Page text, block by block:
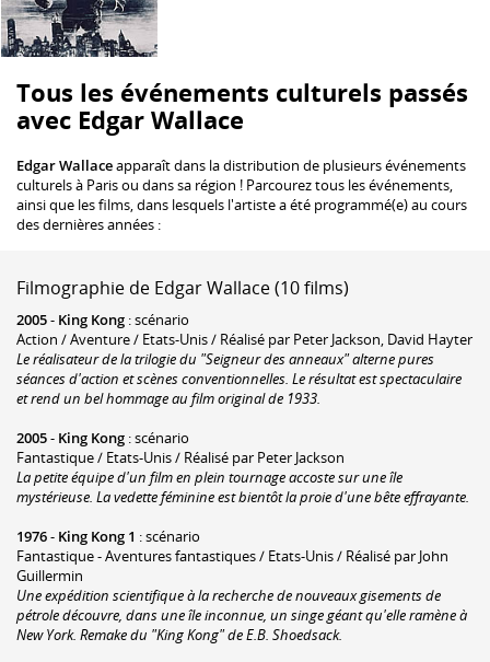
Tous les événements culturels passés
avec Edgar Wallace
Edgar Wallaceapparaît dans la distribution de plusieurs événements
culturels à Paris ou dans sa région ! Parcourez tous les événements,
ainsi que les films, dans lesquels l'artiste a été programmé(e) au cours
des dernières années :
Filmographie de Edgar Wallace (10 films)
2005- King Kong : scénario
Action / Aventure / Etats-Unis / Réalisé par Peter Jackson, David Hayter
Le réalisateur de la trilogie du "Seigneur des anneaux" alterne pures
séances d'action et scènes conventionnelles. Le résultat est spectaculaire
et rend un bel hommage au film original de 1933.
2005- King Kong : scénario
Fantastique / Etats-Unis / Réalisé par Peter Jackson
La petite équipe d'un film en plein tournage accoste sur une île
mystérieuse. La vedette féminine est bientôt la proie d'une bête effrayante.
1976- King Kong 1 : scénario
Fantastique - Aventures fantastiques / Etats-Unis / Réalisé par John
Guillermin
Une expédition scientifique à la recherche de nouveaux gisements de
pétrole découvre, dans une île inconnue, un singe géant qu'elle ramène à
New York. Remake du "King Kong" de E.B. Shoedsack.